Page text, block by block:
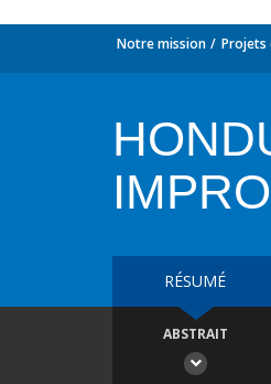
Notre mission Projets
RÉSUMÉ
ABSTRAIT